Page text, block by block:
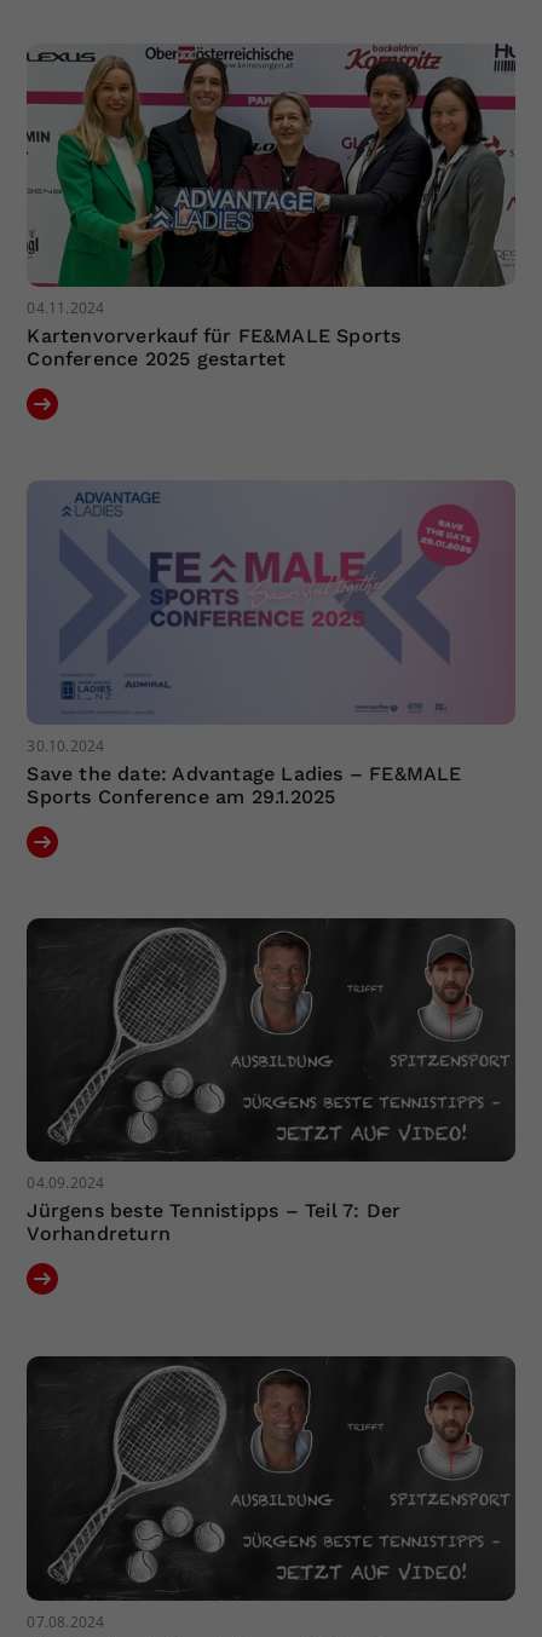
04.11.2024
Kartenvorverkauf für FE&MALE Sports
Conference 2025 gestartet
30.10.2024
Save the date: Advantage Ladies – FE&MALE
Sports Conference am 29.1.2025
04.09.2024
Jürgens beste Tennistipps – Teil 7: Der
Vorhandreturn
07.08.2024